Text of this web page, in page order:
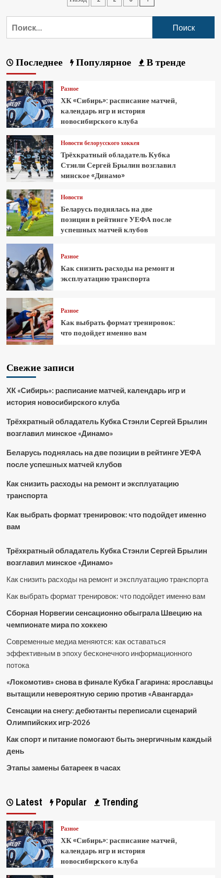
Последнее Популярное В тренде
Разное
ХК «Сибирь»: расписание матчей,
календарь игр и история
новосибирского клуба
Новости белорусского хоккея
Трёхкратный обладатель Кубка
Стэнли Сергей Брылин возглавил
минское «Динамо»
Новости
Беларусь поднялась на две
позиции в рейтинге УЕФА после
успешных матчей клубов
Разное
Как снизить расходы на ремонт и
эксплуатацию транспорта
Разное
Как выбрать формат тренировок:
что подойдет именно вам
Свежие записи
ХК «Сибирь»: расписание матчей, календарь игр и
история новосибирского клуба
Трёхкратный обладатель Кубка Стэнли Сергей Брылин
возглавил минское «Динамо»
Беларусь поднялась на две позиции в рейтинге УЕФА
после успешных матчей клубов
Как снизить расходы на ремонт и эксплуатацию
транспорта
Как выбрать формат тренировок: что подойдет именно
вам
Трёхкратный обладатель Кубка Стэнли Сергей Брылин
возглавил минское «Динамо»
Как снизить расходы на ремонт и эксплуатацию транспорта
Как выбрать формат тренировок: что подойдет именно вам
Сборная Норвегии сенсационно обыграла Швецию на
чемпионате мира по хоккею
Современные медиа меняются: как оставаться
эффективным в эпоху бесконечного информационного
потока
«Локомотив» снова в финале Кубка Гагарина: ярославцы
вытащили невероятную серию против «Авангарда»
Сенсации на снегу: дебютанты переписали сценарий
Олимпийских игр-2026
Как спорт и питание помогают быть энергичным каждый
день
Этапы замены батареек в часах
Latest Popular Trending
Разное
ХК «Сибирь»: расписание матчей,
календарь игр и история
новосибирского клуба